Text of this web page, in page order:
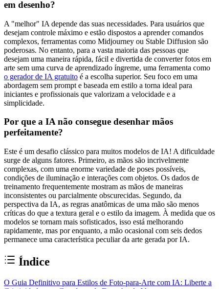
em desenho?
A "melhor" IA depende das suas necessidades. Para usuários que
desejam controle máximo e estão dispostos a aprender comandos
complexos, ferramentas como Midjourney ou Stable Diffusion são
poderosas. No entanto, para a vasta maioria das pessoas que
desejam uma maneira rápida, fácil e divertida de converter fotos em
arte sem uma curva de aprendizado íngreme, uma ferramenta como
o gerador de IA gratuito é a escolha superior. Seu foco em uma
abordagem sem prompt e baseada em estilo a torna ideal para
iniciantes e profissionais que valorizam a velocidade e a
simplicidade.
Por que a IA não consegue desenhar mãos
perfeitamente?
Este é um desafio clássico para muitos modelos de IA! A dificuldade
surge de alguns fatores. Primeiro, as mãos são incrivelmente
complexas, com uma enorme variedade de poses possíveis,
condições de iluminação e interações com objetos. Os dados de
treinamento frequentemente mostram as mãos de maneiras
inconsistentes ou parcialmente obscurecidas. Segundo, da
perspectiva da IA, as regras anatômicas de uma mão são menos
críticas do que a textura geral e o estilo da imagem. À medida que os
modelos se tornam mais sofisticados, isso está melhorando
rapidamente, mas por enquanto, a mão ocasional com seis dedos
permanece uma característica peculiar da arte gerada por IA.
Índice
O Guia Definitivo para Estilos de Foto-para-Arte com IA: Liberte a